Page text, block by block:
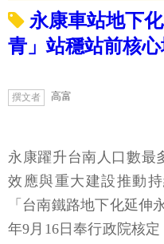
永康車站地下
青」站穩站前核
撰文者 高富
永康躍升台南人口數最
效應與重大建設推動
「台南鐵路地下化延伸
年9月16日奉行政院核